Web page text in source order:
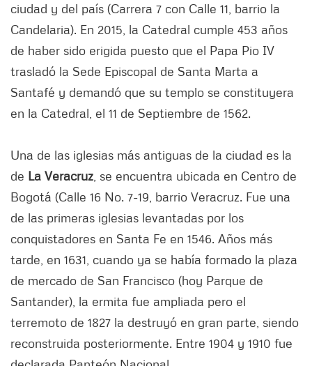
ciudad y del país (Carrera 7 con Calle 11, barrio la
Candelaria). En 2015, la Catedral cumple 453 años
de haber sido erigida puesto que el Papa Pio IV
trasladó la Sede Episcopal de Santa Marta a
Santafé y demandó que su templo se constituyera
en la Catedral, el 11 de Septiembre de 1562.
Una de las iglesias más antiguas de la ciudad es la
de La Veracruz , se encuentra ubicada en Centro de
Bogotá (Calle 16 No. 7-19, barrio Veracruz. Fue una
de las primeras iglesias levantadas por los
conquistadores en Santa Fe en 1546. Años más
tarde, en 1631, cuando ya se había formado la plaza
de mercado de San Francisco (hoy Parque de
Santander), la ermita fue ampliada pero el
terremoto de 1827 la destruyó en gran parte, siendo
reconstruida posteriormente. Entre 1904 y 1910 fue